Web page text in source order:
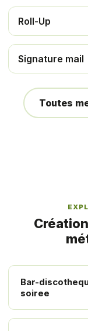
Roll-Up
Signature mail
Toutes
Bar-
soiree